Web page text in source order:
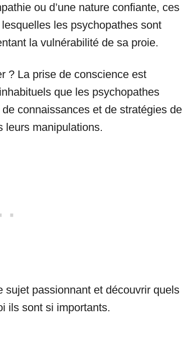
ou d’une nature confiante, ces
les psychopathes sont
la vulnérabilité de sa proie.
? La prise de conscience est
que les psychopathes
connaissances et de stratégies de
leurs manipulations.
passionnant et découvrir quels
ils sont si importants.